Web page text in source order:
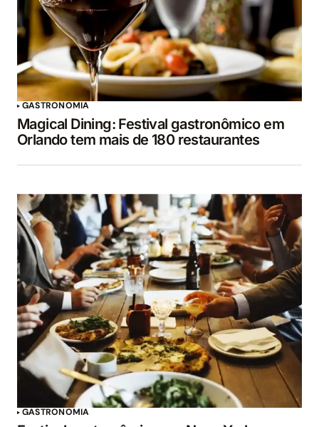
GASTRONOMIA
Magical Dining: Festival gastronômico em
Orlando tem mais de 180 restaurantes
GASTRONOMIA